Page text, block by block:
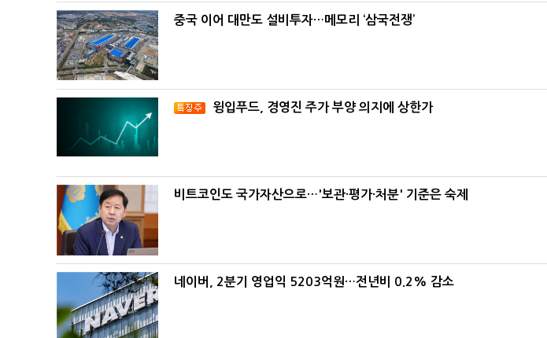
중국 이어 대만도 설비투자…메모리 ‘삼국전쟁’
윙입푸드, 경영진 주가 부양 의지에 상한가
비트코인도 국가자산으로…'보관·평가·처분' 기준은 숙제
네이버, 2분기 영업익 5203억원…전년비 0.2% 감소